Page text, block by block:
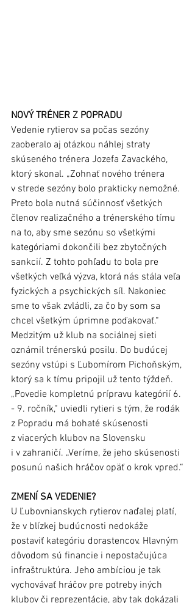
NOVÝ TRÉNER Z POPRADU
Vedenie rytierov sa počas sezóny
zaoberalo aj otázkou náhlej straty
skúseného trénera Jozefa Zavackého,
ktorý skonal. „Zohnať nového trénera
v strede sezóny bolo prakticky nemožné.
Preto bola nutná súčinnosť všetkých
členov realizačného a trénerského tímu
na to, aby sme sezónu so všetkými
kategóriami dokončili bez zbytočných
sankcií. Z tohto pohľadu to bola pre
všetkých veľká výzva, ktorá nás stála veľa
fyzických a psychických síl. Nakoniec
sme to však zvládli, za čo by som sa
chcel všetkým úprimne poďakovať.“
Medzitým už klub na sociálnej sieti
oznámil trénerskú posilu. Do budúcej
sezóny vstúpi s Ľubomírom Pichoňským,
ktorý sa k tímu pripojil už tento týždeň.
„Povedie kompletnú prípravu kategórií 6.
- 9. ročník,“ uviedli rytieri s tým, že rodák
z Popradu má bohaté skúsenosti
z viacerých klubov na Slovensku
i v zahraničí. „Veríme, že jeho skúsenosti
posunú našich hráčov opäť o krok vpred.“
ZMENÍ SA VEDENIE?
U Ľubovnianskych rytierov naďalej platí,
že v blízkej budúcnosti nedokáže
postaviť kategóriu dorastencov. Hlavným
dôvodom sú financie i nepostačujúca
infraštruktúra. Jeho ambíciou je tak
vychovávať hráčov pre potreby iných
klubov či reprezentácie, aby tak dokázali